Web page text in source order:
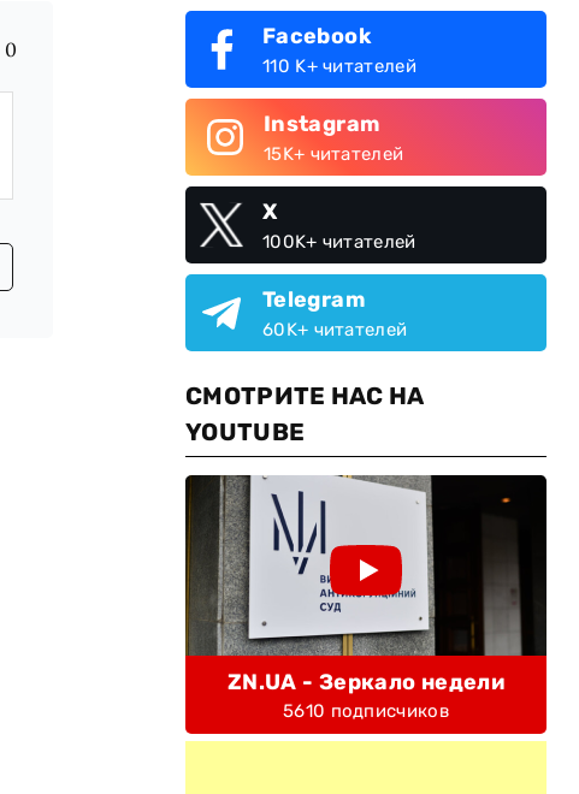
0 Facebook
110 K+ читателей
Instagram
15K+ читателей
X
100K+ читателей
Telegram
60K+ читателей
СМОТРИТЕ НАС НА
YOUTUBE
ZN.UA - Зеркало недели
5610 подписчиков